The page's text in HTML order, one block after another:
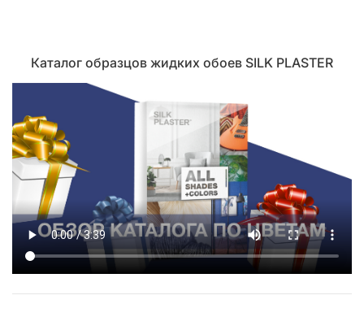
Каталог образцов жидких обоев SILK PLASTER